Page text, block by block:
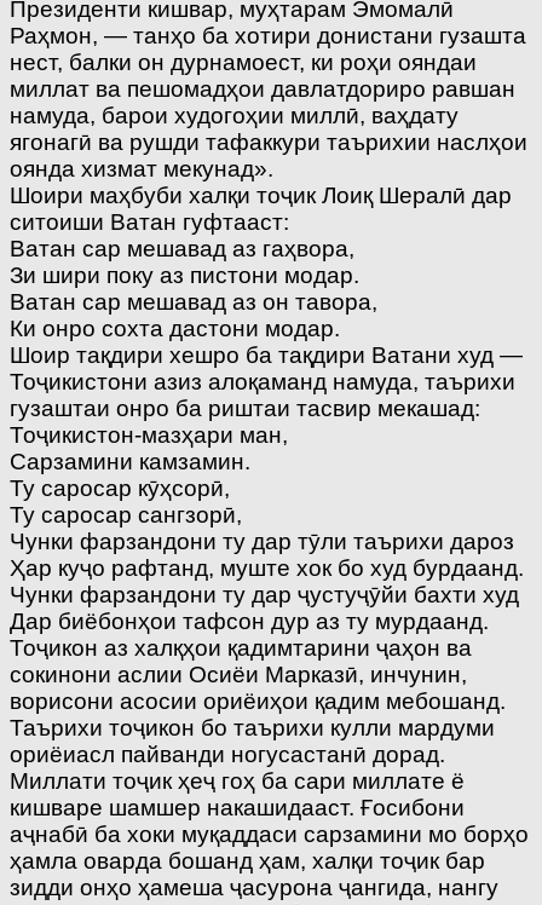
Президенти кишвар, муҳтарам Эмомалӣ
Раҳмон, — танҳо ба хотири донистани гузашта
нест, балки он дурнамоест, ки роҳи ояндаи
миллат ва пешомадҳои давлатдориро равшан
намуда, барои худогоҳии миллӣ, ваҳдату
ягонагӣ ва рушди тафаккури таърихии наслҳои
оянда хизмат мекунад».
Шоири маҳбуби халқи тоҷик Лоиқ Шералӣ дар
ситоиши Ватан гуфтааст:
Ватан сар мешавад аз гаҳвора,
Зи шири поку аз пистони модар.
Ватан сар мешавад аз он тавора,
Ки онро сохта дастони модар.
Шоир тақдири хешро ба тақдири Ватани худ —
Тоҷикистони азиз алоқаманд намуда, таърихи
гузаштаи онро ба риштаи тасвир мекашад:
Тоҷикистон-мазҳари ман,
Сарзамини камзамин.
Ту саросар кӯҳсорӣ,
Ту саросар сангзорӣ,
Чунки фарзандони ту дар тӯли таърихи дароз
Ҳар куҷо рафтанд, муште хок бо худ бурдаанд.
Чунки фарзандони ту дар ҷустуҷӯйи бахти худ
Дар биёбонҳои тафсон дур аз ту мурдаанд.
Тоҷикон аз халқҳои қадимтарини ҷаҳон ва
сокинони аслии Осиёи Марказӣ, инчунин,
ворисони асосии ориёиҳои қадим мебошанд.
Таърихи тоҷикон бо таърихи кулли мардуми
ориёиасл пайванди ногусастанӣ дорад.
Миллати тоҷик ҳеҷ гоҳ ба сари миллате ё
кишваре шамшер накашидааст. Ғосибони
аҷнабӣ ба хоки муқаддаси сарзамини мо борҳо
ҳамла оварда бошанд ҳам, халқи тоҷик бар
зидди онҳо ҳамеша ҷасурона ҷангида, нангу